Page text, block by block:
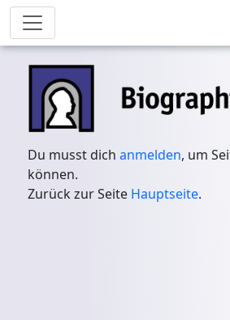
Du musst dichanmelden, um
können.
Zurück zur Seite Hauptseite.